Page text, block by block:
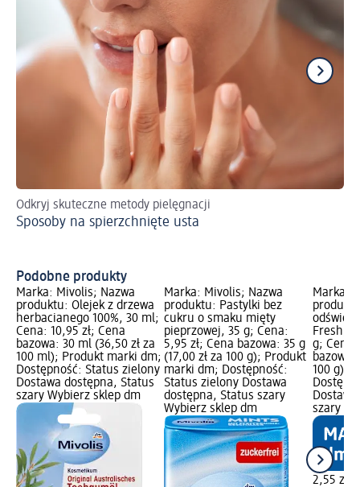
Odkryj skuteczne metody pielęgnacji
Sposoby na spierzchnięte usta
Podobne produkty
Marka: Mivolis; Nazwa
produktu: Olejek z drzewa
herbacianego 100%, 30 ml;
Cena: 10,95 zł; Cena
bazowa: 30 ml (36,50 zł za
100 ml); Produkt marki dm;
Dostępność: Status zielony
Dostawa dostępna, Status
szary Wybierz sklep dm
Marka: Mivolis; Nazwa
produktu: Pastylki bez
cukru o smaku mięty
pieprzowej, 35 g; Cena:
5,95 zł; Cena bazowa: 35 g
(17,00 zł za 100 g); Produkt
marki dm; Dostępność:
Status zielony Dostawa
dostępna, Status szary
Wybierz sklep dm
Marka:
Fresh,
g; Cena:
bazowa:
100 g);
szary
2,55 zł